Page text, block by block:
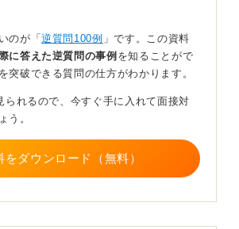
らし合わせることで、企業理解を深め
己分析にもつながります。
に参加してみてください。
のが「逆質問100例 」です。この資料
に答えた逆質問の事例 を知ることがで
突破できる質問の仕方がわかります。
られるので、今すぐ手に入れて面接対
う。
をダウンロード（無料）